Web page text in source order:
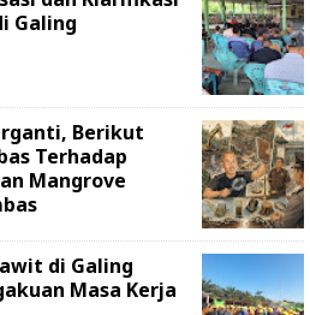
Galing
Berikut
Terhadap
Mangrove
di Galing
Masa Kerja